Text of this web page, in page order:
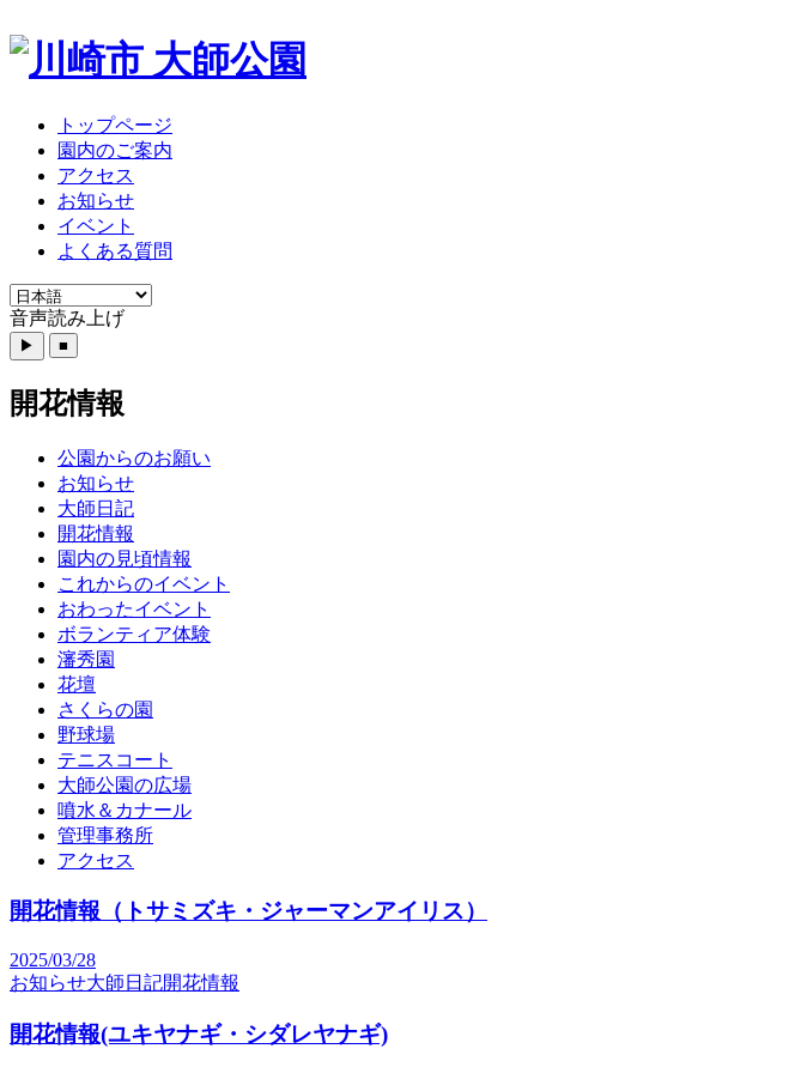
トップページ
園内のご案内
アクセス
お知らせ
イベント
よくある質問
音声読み上げ
開花情報
公園からのお願い
お知らせ
大師日記
開花情報
園内の見頃情報
これからのイベント
おわったイベント
ボランティア体験
瀋秀園
花壇
さくらの園
野球場
テニスコート
大師公園の広場
噴水＆カナール
管理事務所
アクセス
開花情報（トサミズキ・ジャーマンアイリス）
2025/03/28
お知らせ大師日記開花情報
開花情報(ユキヤナギ・シダレヤナギ)